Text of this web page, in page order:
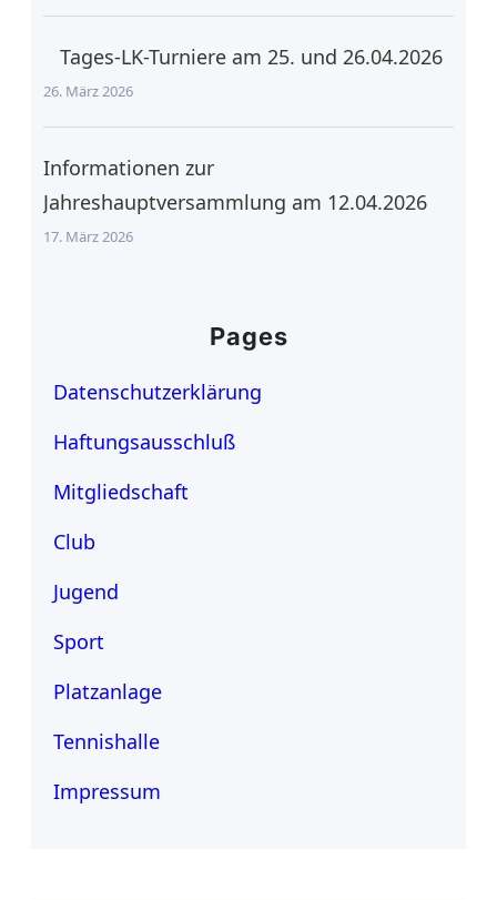
Tages-LK-Turniere am 25. und 26.04.2026
26. März 2026
Informationen zur
Jahreshauptversammlung am 12.04.2026
17. März 2026
Pages
Datenschutzerklärung
Haftungsausschluß
Mitgliedschaft
Club
Jugend
Sport
Platzanlage
Tennishalle
Impressum